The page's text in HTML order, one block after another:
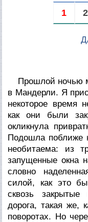
1 2
Прошлой ночью
в Мандерли. Я
некоторое время
как они были
окликнула
Подошла поближе
необитаема: из
запущенные окна
словно
силой, как это
сквозь
дорога, такая же,
поворотах. Но